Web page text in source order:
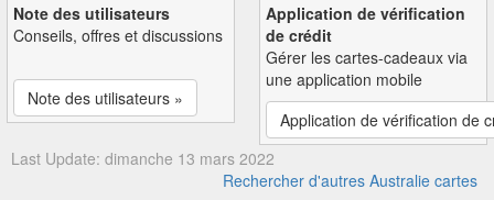
Note des utilisateurs
Conseils, offres et discussions
Note des utilisateurs »
Application de vérification
de crédit
Gérer les cartes-cadeaux via
une application mobile
Application de vérification de
Last Update: dimanche 13 mars 2022
Rechercher d'autres Australie cartes